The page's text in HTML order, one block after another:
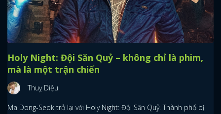
Holy Night: Đội Săn Quỷ – không chỉ là phim,
mà là một trận chiến
Thuỵ Diệu
Ma Dong-Seok trở lại với Holy Night: Đội Săn Quỷ. Thành phố bị